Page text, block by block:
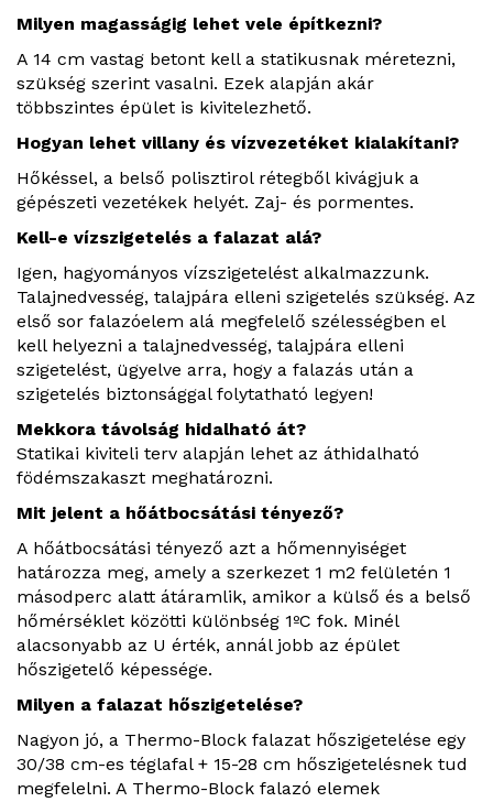
Milyen magasságig lehet vele építkezni?
A 14 cm vastag betont kell a statikusnak méretezni,
szükség szerint vasalni. Ezek alapján akár
többszintes épület is kivitelezhető.
Hogyan lehet villany és vízvezetéket kialakítani?
Hőkéssel, a belső polisztirol rétegből kivágjuk a
gépészeti vezetékek helyét. Zaj- és pormentes.
Kell-e vízszigetelés a falazat alá?
Igen, hagyományos vízszigetelést alkalmazzunk.
Talajnedvesség, talajpára elleni szigetelés szükség. Az
első sor falazóelem alá megfelelő szélességben el
kell helyezni a talajnedvesség, talajpára elleni
szigetelést, ügyelve arra, hogy a falazás után a
szigetelés biztonsággal folytatható legyen!
Mekkora távolság hidalható át?
Statikai kiviteli terv alapján lehet az áthidalható
födémszakaszt meghatározni.
Mit jelent a hőátbocsátási tényező?
A hőátbocsátási tényező azt a hőmennyiséget
határozza meg, amely a szerkezet 1 m2 felületén 1
másodperc alatt átáramlik, amikor a külső és a belső
hőmérséklet közötti különbség 1ºC fok. Minél
alacsonyabb az U érték, annál jobb az épület
hőszigetelő képessége.
Milyen a falazat hőszigetelése?
Nagyon jó, a Thermo-Block falazat hőszigetelése egy
30/38 cm-es téglafal + 15-28 cm hőszigetelésnek tud
megfelelni. A Thermo-Block falazó elemek